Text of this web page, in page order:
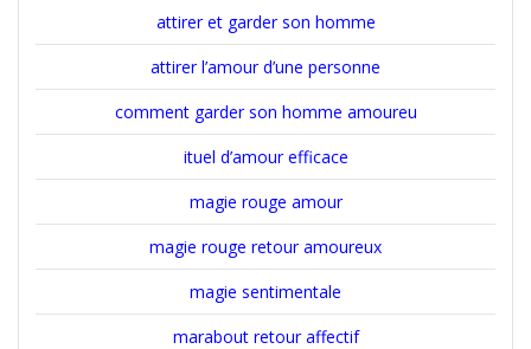
attirer et garder son homme
attirer l’amour d’une personne
comment garder son homme amoureu
ituel d’amour efficace
magie rouge amour
magie rouge retour amoureux
magie sentimentale
marabout retour affectif